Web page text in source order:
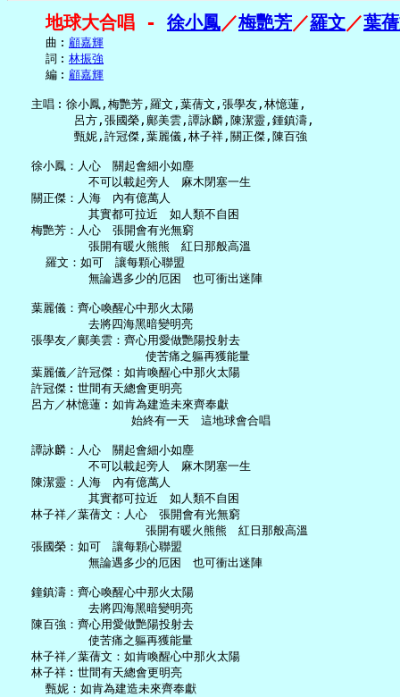
地球大合唱 - 徐小鳳／梅艷芳／羅文／葉
     曲︰
顧嘉輝
     詞︰
林振強
     編︰
顧嘉輝
   主唱︰徐小鳳,梅艷芳,羅文,葉蒨文,張學友,林憶蓮,
         呂方,張國榮,鄺美雲,譚詠麟,陳潔靈,鍾鎮濤,
         甄妮,許冠傑,葉麗儀,林子祥,關正傑,陳百強
   徐小鳳：人心　關起會細小如塵
           不可以載起旁人　麻木閉塞一生
   關正傑：人海　內有億萬人
           其實都可拉近　如人類不自困
   梅艷芳：人心　張開會有光無窮
           張開有暖火熊熊　紅日那般高溫
     羅文：如可　讓每顆心聯盟
           無論遇多少的厄困　也可衝出迷陣
   葉麗儀：齊心喚醒心中那火太陽
           去將四海黑暗變明亮
   張學友／鄺美雲：齊心用愛做艷陽投射去
                   使苦痛之軀再獲能量
   葉麗儀／許冠傑：如肯喚醒心中那火太陽
   許冠傑︰世間有天總會更明亮
   呂方／林憶蓮︰如肯為建造未來齊奉獻
                 始終有一天　這地球會合唱
   譚詠麟：人心　關起會細小如塵
           不可以載起旁人　麻木閉塞一生
   陳潔靈：人海　內有億萬人
           其實都可拉近　如人類不自困
   林子祥／葉蒨文：人心　張開會有光無窮
                   張開有暖火熊熊　紅日那般高溫
   張國榮：如可　讓每顆心聯盟
           無論遇多少的厄困　也可衝出迷陣
   鐘鎮濤：齊心喚醒心中那火太陽
           去將四海黑暗變明亮
   陳百強：齊心用愛做艷陽投射去
           使苦痛之軀再獲能量
   林子祥／葉蒨文：如肯喚醒心中那火太陽
   林子祥︰世間有天總會更明亮
     甄妮：如肯為建造未來齊奉獻